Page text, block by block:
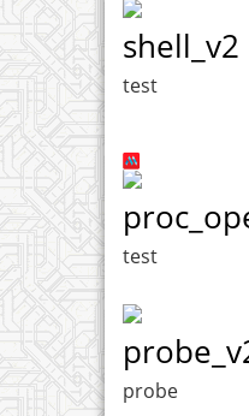
shell_v2
test
test
probe